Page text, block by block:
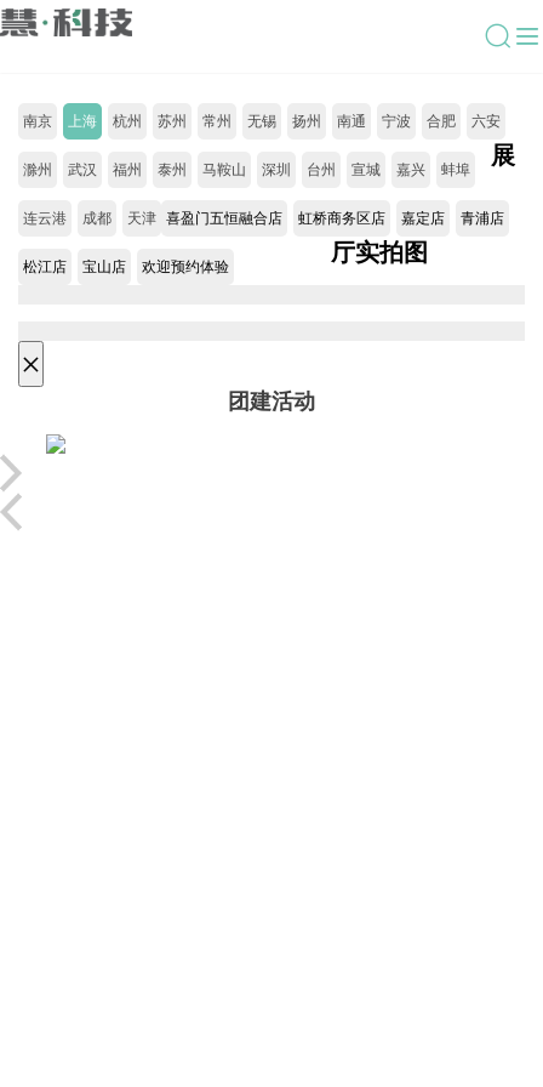
南京 上海 杭州 苏州 常州 无锡 扬州 南通 宁波 合肥 六安
滁州 武汉 福州 泰州 马鞍山 深圳 台州 宣城 嘉兴 蚌埠
连云港 成都 天津 喜盈门五恒融合店 虹桥商务区店 嘉定店 青浦店
松江店 宝山店 欢迎预约体验
展
厅实拍图
×
团建活动